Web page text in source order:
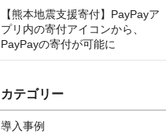
【熊本地震支援寄付】PayPayア
プリ内の寄付アイコンから、
PayPayの寄付が可能に
カテゴリー
導入事例